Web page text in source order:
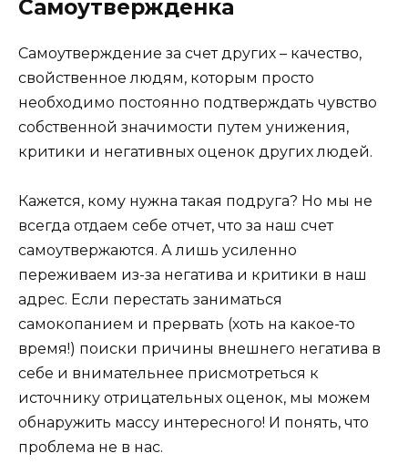
Самоутвержденка
Самоутверждение за счет других – качество,
свойственное людям, которым просто
необходимо постоянно подтверждать чувство
собственной значимости путем унижения,
критики и негативных оценок других людей.
Кажется, кому нужна такая подруга? Но мы не
всегда отдаем себе отчет, что за наш счет
самоутвержаются. А лишь усиленно
переживаем из-за негатива и критики в наш
адрес. Если перестать заниматься
самокопанием и прервать (хоть на какое-то
время!) поиски причины внешнего негатива в
себе и внимательнее присмотреться к
источнику отрицательных оценок, мы можем
обнаружить массу интересного! И понять, что
проблема не в нас.